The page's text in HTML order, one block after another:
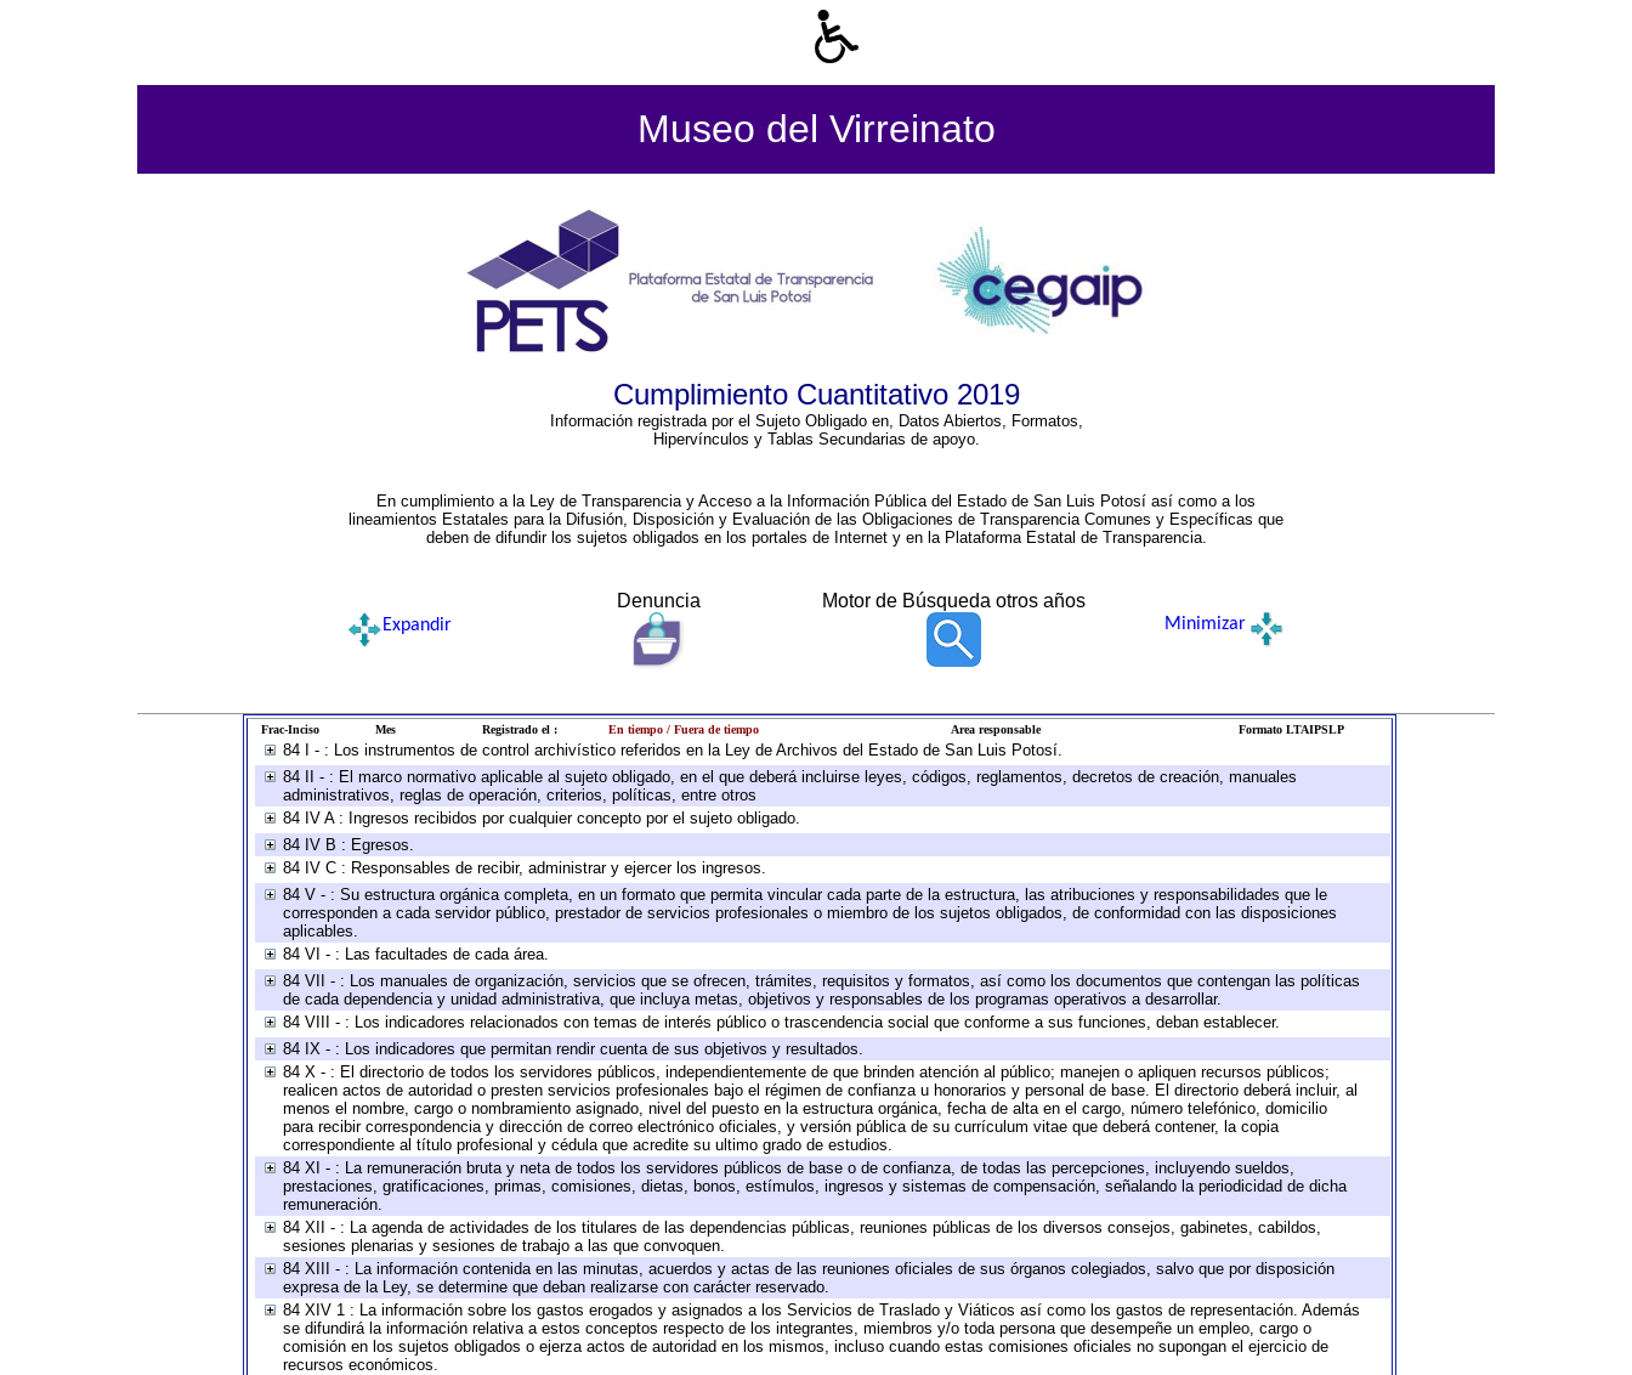
Museo del Virreinato
Cumplimiento Cuantitativo 2019
Información registrada por el Sujeto Obligado en, Datos Abiertos, Formatos,
Hipervínculos y Tablas Secundarias de apoyo.
En cumplimiento a la Ley de Transparencia y Acceso a la Información Pública del Estado de San Luis Potosí así como a los
lineamientos Estatales para la Difusión, Disposición y Evaluación de las Obligaciones de Transparencia Comunes y Específicas que
deben de difundir los sujetos obligados en los portales de Internet y en la Plataforma Estatal de Transparencia.
Denuncia Motor de Búsqueda otros años
Expandir Minimizar
Frac-Inciso Mes Registrado el : En tiempo / Fuera de tiempo Area responsable Formato LTAIPSLP
84 I - : Los instrumentos de control archivístico referidos en la Ley de Archivos del Estado de San Luis Potosí.
84 II - : El marco normativo aplicable al sujeto obligado, en el que deberá incluirse leyes, códigos, reglamentos, decretos de creación, manuales
administrativos, reglas de operación, criterios, políticas, entre otros
84 IV A : Ingresos recibidos por cualquier concepto por el sujeto obligado.
84 IV B : Egresos.
84 IV C : Responsables de recibir, administrar y ejercer los ingresos.
84 V - : Su estructura orgánica completa, en un formato que permita vincular cada parte de la estructura, las atribuciones y responsabilidades que le
corresponden a cada servidor público, prestador de servicios profesionales o miembro de los sujetos obligados, de conformidad con las disposiciones
aplicables.
84 VI - : Las facultades de cada área.
84 VII - : Los manuales de organización, servicios que se ofrecen, trámites, requisitos y formatos, así como los documentos que contengan las políticas
de cada dependencia y unidad administrativa, que incluya metas, objetivos y responsables de los programas operativos a desarrollar.
84 VIII - : Los indicadores relacionados con temas de interés público o trascendencia social que conforme a sus funciones, deban establecer.
84 IX - : Los indicadores que permitan rendir cuenta de sus objetivos y resultados.
84 X - : El directorio de todos los servidores públicos, independientemente de que brinden atención al público; manejen o apliquen recursos públicos;
realicen actos de autoridad o presten servicios profesionales bajo el régimen de confianza u honorarios y personal de base. El directorio deberá incluir, al
menos el nombre, cargo o nombramiento asignado, nivel del puesto en la estructura orgánica, fecha de alta en el cargo, número telefónico, domicilio
para recibir correspondencia y dirección de correo electrónico oficiales, y versión pública de su currículum vitae que deberá contener, la copia
correspondiente al título profesional y cédula que acredite su ultimo grado de estudios.
84 XI - : La remuneración bruta y neta de todos los servidores públicos de base o de confianza, de todas las percepciones, incluyendo sueldos,
prestaciones, gratificaciones, primas, comisiones, dietas, bonos, estímulos, ingresos y sistemas de compensación, señalando la periodicidad de dicha
remuneración.
84 XII - : La agenda de actividades de los titulares de las dependencias públicas, reuniones públicas de los diversos consejos, gabinetes, cabildos,
sesiones plenarias y sesiones de trabajo a las que convoquen.
84 XIII - : La información contenida en las minutas, acuerdos y actas de las reuniones oficiales de sus órganos colegiados, salvo que por disposición
expresa de la Ley, se determine que deban realizarse con carácter reservado.
84 XIV 1 : La información sobre los gastos erogados y asignados a los Servicios de Traslado y Viáticos así como los gastos de representación. Además
se difundirá la información relativa a estos conceptos respecto de los integrantes, miembros y/o toda persona que desempeñe un empleo, cargo o
comisión en los sujetos obligados o ejerza actos de autoridad en los mismos, incluso cuando estas comisiones oficiales no supongan el ejercicio de
recursos económicos.